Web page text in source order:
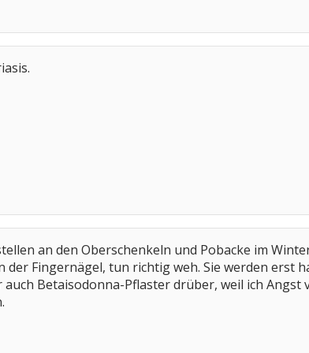
an den Oberschenkeln und Pobacke im
der Fingernägel, tun richtig weh. Sie werden erst
Betaisodonna-Pflaster drüber, weil ich Angst